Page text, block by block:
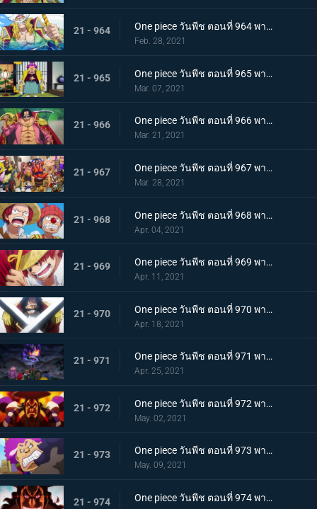
21 - 964 One piece วันพีช ตอนที่ 964 พากย์ไทย น้องชายของหนวดขาว! การผจญภัยของโอเด้ง!
Feb. 28, 2021
21 - 965 One piece วันพีช ตอนที่ 965 พากย์ไทย ดวลดาบ! โรเจอร์กับหนวดขาว!
Mar. 07, 2021
21 - 966 One piece วันพีช ตอนที่ 966 พากย์ไทย ความปรารถนาของโรเจอร์! การเดินทางครั้งใหม่
Mar. 21, 2021
21 - 967 One piece วันพีช ตอนที่ 967 พากย์ไทย อุทิศชีวิต! การผจญภัยของโรเจอร์!
Mar. 28, 2021
21 - 968 One piece วันพีช ตอนที่ 968 พากย์ไทย ราชาโจรสลัดถือกำเนิด ถึงแล้ว! เกาะสุดท้าย
Apr. 04, 2021
21 - 969 One piece วันพีช ตอนที่ 969 พากย์ไทย มุ่งสู่วะโนะคุนิ! โจรสลัดโรเจอร์สลายตัว!
Apr. 11, 2021
21 - 970 One piece วันพีช ตอนที่ 970 พากย์ไทย ข่าวร้าย เปิดยุคแห่งโจรสลัด
Apr. 18, 2021
21 - 971 One piece วันพีช ตอนที่ 971 พากย์ไทย บุก! โอเด้งและ 9 ปลอกดาบแดง
Apr. 25, 2021
21 - 972 One piece วันพีช ตอนที่ 972 พากย์ไทย ถึงเวลาตัดสิน! โอเด้งปะทะไคโด!
May. 02, 2021
21 - 973 One piece วันพีช ตอนที่ 973 พากย์ไทย ต้มจนตาย การต่อสู้ 1 ชั่วโมงของโอเด้ง
May. 09, 2021
21 - 974 One piece วันพีช ตอนที่ 974 พากย์ไทย โอเด้งจะไม่ใช่โอเด้งถ้าไม่ต้ม!